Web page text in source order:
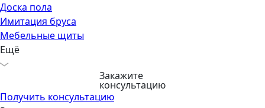
Доска пола
Имитация бруса
Мебельные щиты
Ещё
Закажите
консультацию
Получить консультацию